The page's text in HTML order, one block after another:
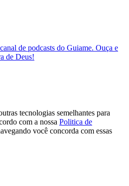
de podcasts do Guiame. Ouça e
de Deus!
tecnologias semelhantes para
com a nossa Politica de
você concorda com essas